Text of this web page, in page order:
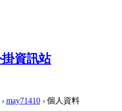
› may71410 › 個人資料